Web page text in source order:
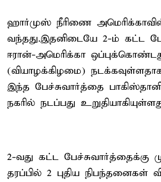
ஹார்முஸ் நீரிணை அமெரிக்காவின்
வந்தது.இதனிடையே 2-ம் கட்ட
ஈரான்-அமெரிக்கா
(வியாழக்கிழமை)
இந்த பேச்சுவார்த்தை
நகரில் நடப்பது
2-வது கட்ட பேச்சுவார்த்தைக்கு
தரப்பில் 2 புதிய நிபந்தனைகள்